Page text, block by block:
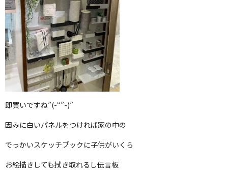
即買いですね”(-“”-)”
因みに白いパネルをつければ家の中の
でっかいスケッチブックに子供がいくら
お絵描きしても拭き取れるし伝言板